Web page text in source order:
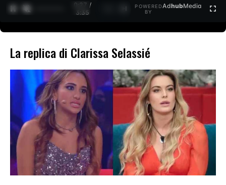
0:28 /
3:35
POWERED
BY
AdhubMedia
La replica di Clarissa Selassié